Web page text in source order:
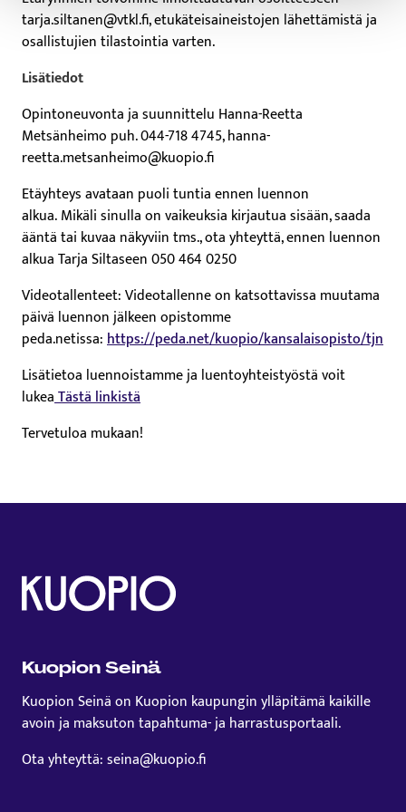
tarja.siltanen@vtkl.fi, etukäteisaineistojen lähettämistä ja
osallistujien tilastointia varten.
Lisätiedot
Opintoneuvonta ja suunnittelu Hanna-Reetta
Metsänheimo puh. 044-718 4745, hanna-
reetta.metsanheimo@kuopio.fi
Etäyhteys avataan puoli tuntia ennen luennon
alkua. Mikäli sinulla on vaikeuksia kirjautua sisään, saada
ääntä tai kuvaa näkyviin tms., ota yhteyttä, ennen luennon
alkua Tarja Siltaseen 050 464 0250
Videotallenteet: Videotallenne on katsottavissa muutama
päivä luennon jälkeen opistomme
peda.netissa:https://peda.net/kuopio/kansalaisopisto/tjn
Lisätietoa luennoistamme ja luentoyhteistyöstä voit
lukeaTästä linkistä
Tervetuloa mukaan!
Kuopion Seinä
Kuopion Seinä on Kuopion kaupungin ylläpitämä kaikille
avoin ja maksuton tapahtuma- ja harrastusportaali.
Ota yhteyttä: seina@kuopio.fi